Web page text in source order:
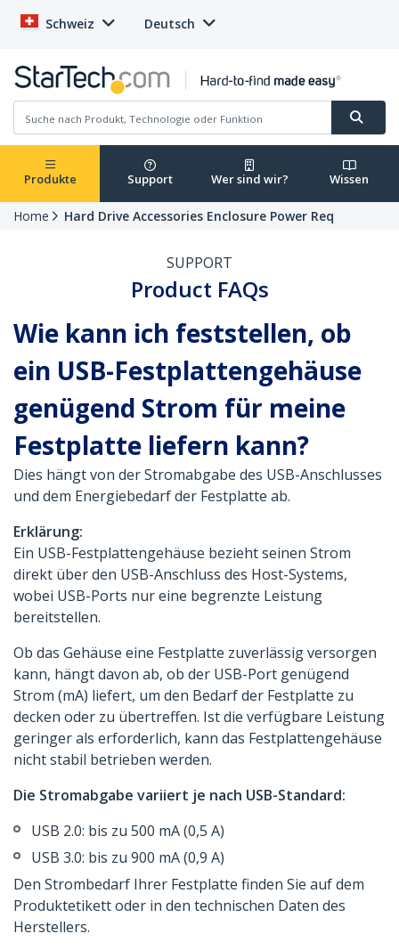
Schweiz Deutsch
Produkte Support Wer sind wir? Wissen
Home Hard Drive Accessories Enclosure Power Req
SUPPORT
Product FAQs
Wie kann ich feststellen, ob
ein USB-Festplattengehäuse
genügend Strom für meine
Festplatte liefern kann?
Dies hängt von der Stromabgabe des USB-Anschlusses
und dem Energiebedarf der Festplatte ab.
Erklärung:
Ein USB-Festplattengehäuse bezieht seinen Strom
direkt über den USB-Anschluss des Host-Systems,
wobei USB-Ports nur eine begrenzte Leistung
bereitstellen.
Ob das Gehäuse eine Festplatte zuverlässig versorgen
kann, hängt davon ab, ob der USB-Port genügend
Strom (mA) liefert, um den Bedarf der Festplatte zu
decken oder zu übertreffen. Ist die verfügbare Leistung
geringer als erforderlich, kann das Festplattengehäuse
nicht stabil betrieben werden.
Die Stromabgabe variiert je nach USB-Standard:
USB 2.0: bis zu 500 mA (0,5 A)
USB 3.0: bis zu 900 mA (0,9 A)
Den Strombedarf Ihrer Festplatte finden Sie auf dem
Produktetikett oder in den technischen Daten des
Herstellers.